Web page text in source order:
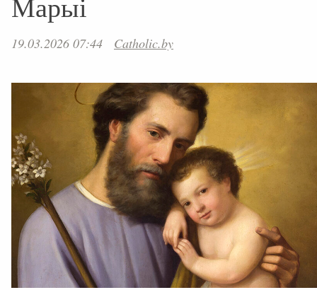
19.03.2026 07:44 Catholic.by